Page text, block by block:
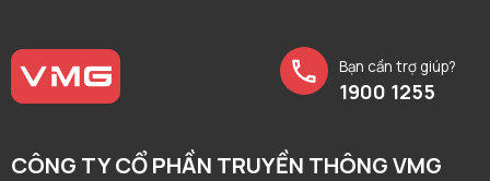
Bạn cần trợ giúp?
1900 1255
CÔNG TY CỔ PHẦN TRUYỀN THÔNG VMG